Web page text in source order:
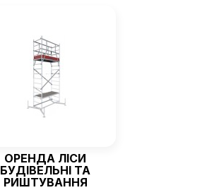
ОРЕНДА ЛІСИ
БУДІВЕЛЬНІ ТА
РИШТУВАННЯ